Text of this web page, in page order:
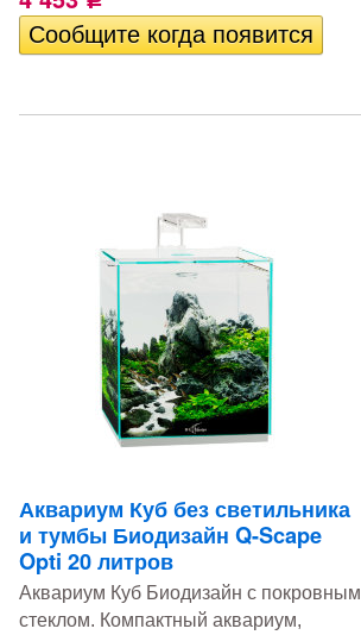
Аквариум Куб без светильника
и тумбы Биодизайн Q-Scape
Opti 20 литров
Аквариум Куб Биодизайн с покровным
стеклом. Компактный аквариум,